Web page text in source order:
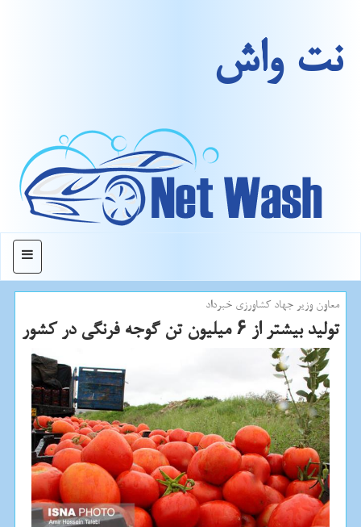
نت واش
منو
معاون وزیر جهاد كشاورزی خبرداد
تولید بیشتر از ۶ میلیون تن گوجه فرنگی در كشور